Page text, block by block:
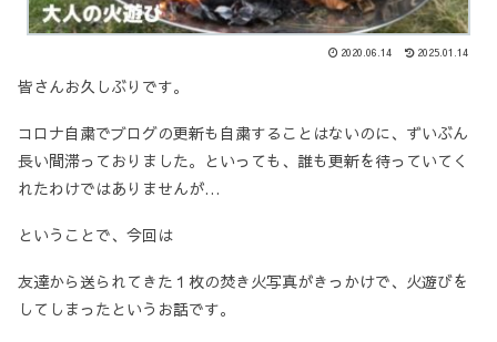
2020.06.14 2025.01.14
皆さんお久しぶりです。
コロナ自粛でブログの更新も自粛することはないのに、ずいぶん
長い間滞っておりました。といっても、誰も更新を待っていてく
れたわけではありませんが…
ということで、今回は
友達から送られてきた１枚の焚き火写真がきっかけで、火遊びを
してしまったというお話です。